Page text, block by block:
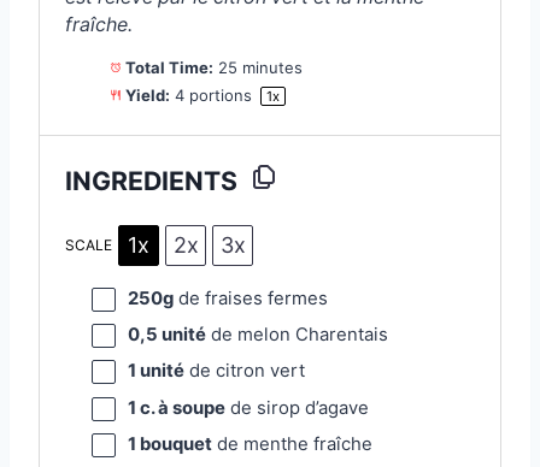
fraîche.
Total Time: 25 minutes
Yield: 4portions 1x
INGREDIENTS
SCALE 1x 2x 3x
250gde fraises fermes
0,5 unitéde melon Charentais
1 unitéde citron vert
1 c. à soupede sirop d’agave
1 bouquetde menthe fraîche